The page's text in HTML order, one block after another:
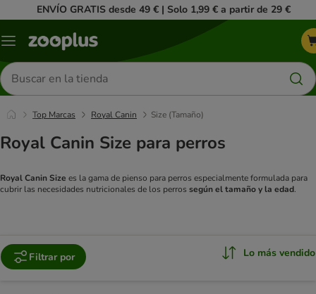
ENVÍO GRATIS desde 49 € | Solo 1,99 € a partir de 29 €
Menú
Buscar
productos
Top Marcas Royal Canin Size (Tamaño)
Royal Canin Size para perros
Royal Canin Size es la gama de pienso para perros especialmente formulada para
cubrir las necesidades nutricionales de los perros según el tamaño y la edad.
Filtrar por Lo más vendido